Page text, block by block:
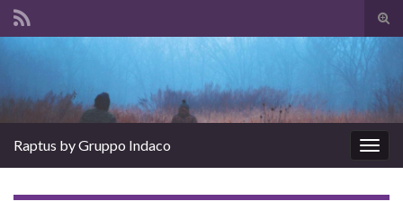
il
la
Raptus by Gruppo Indaco